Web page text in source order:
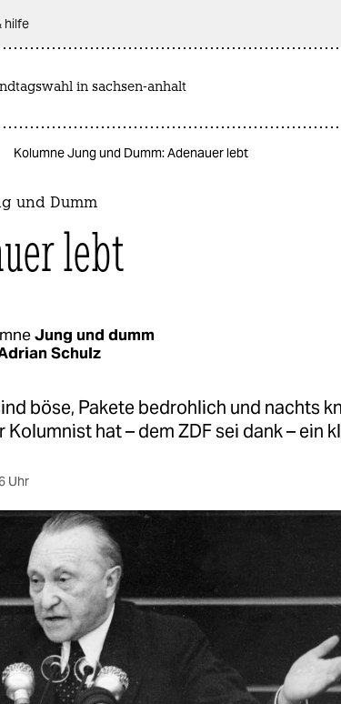
hilfe
in sachsen-anhalt
Kolumne Jung und Dumm: Adenauer lebt
und Dumm
lebt
Jung und dumm
Schulz
böse, Pakete bedrohlich und nachts
Kolumnist hat – dem ZDF sei dank – ein
Uhr